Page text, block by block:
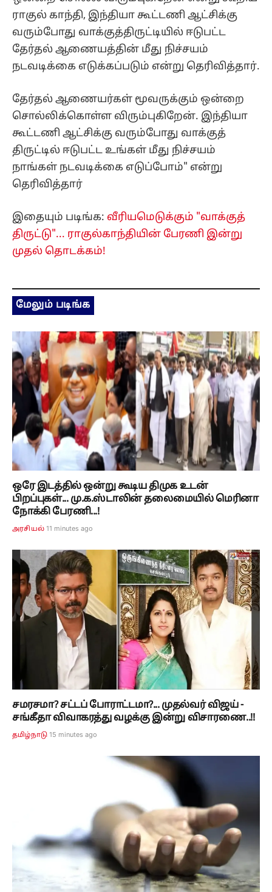
ராகுல் காந்தி, இந்தியா கூட்டணி ஆட்சிக்கு
வரும்போது வாக்குத்திருட்டியில் ஈடுபட்ட
தேர்தல் ஆணையத்தின் மீது நிச்சயம்
நடவடிக்கை எடுக்கப்படும் என்று தெரிவித்தார்.
தேர்தல் ஆணையர்கள் மூவருக்கும் ஒன்றை
சொல்லிக்கொள்ள விரும்புகிறேன். இந்தியா
கூட்டணி ஆட்சிக்கு வரும்போது வாக்குத்
திருட்டில் ஈடுபட்ட உங்கள் மீது நிச்சயம்
நாங்கள் நடவடிக்கை எடுப்போம்" என்று
தெரிவித்தார்
இதையும் படிங்க: வீரியமெடுக்கும் "வாக்குத்
திருட்டு"... ராகுல்காந்தியின் பேரணி இன்று
முதல் தொடக்கம்!
மேலும் படிங்க
ஒரே இடத்தில் ஒன்று கூடிய திமுக உடன்
பிறப்புகள்... மு.க.ஸ்டாலின் தலைமையில் மெரினா
நோக்கி பேரணி...!
அரசியல் 11 minutes ago
சமரசமா? சட்டப் போராட்டமா?... முதல்வர் விஜய் -
சங்கீதா விவாகரத்து வழக்கு இன்று விசாரணை..!!
தமிழ்நாடு 15 minutes ago